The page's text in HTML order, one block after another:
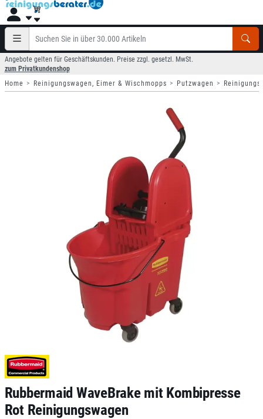
Angebote gelten für Geschäftskunden. Preise zzgl. gesetzl. MwSt.
zum Privatkundenshop
Home
Reinigungswagen, Eimer & Wischmopps Putzwagen
Rubbermaid WaveBrake mit Kombipresse
Rot Reinigungswagen